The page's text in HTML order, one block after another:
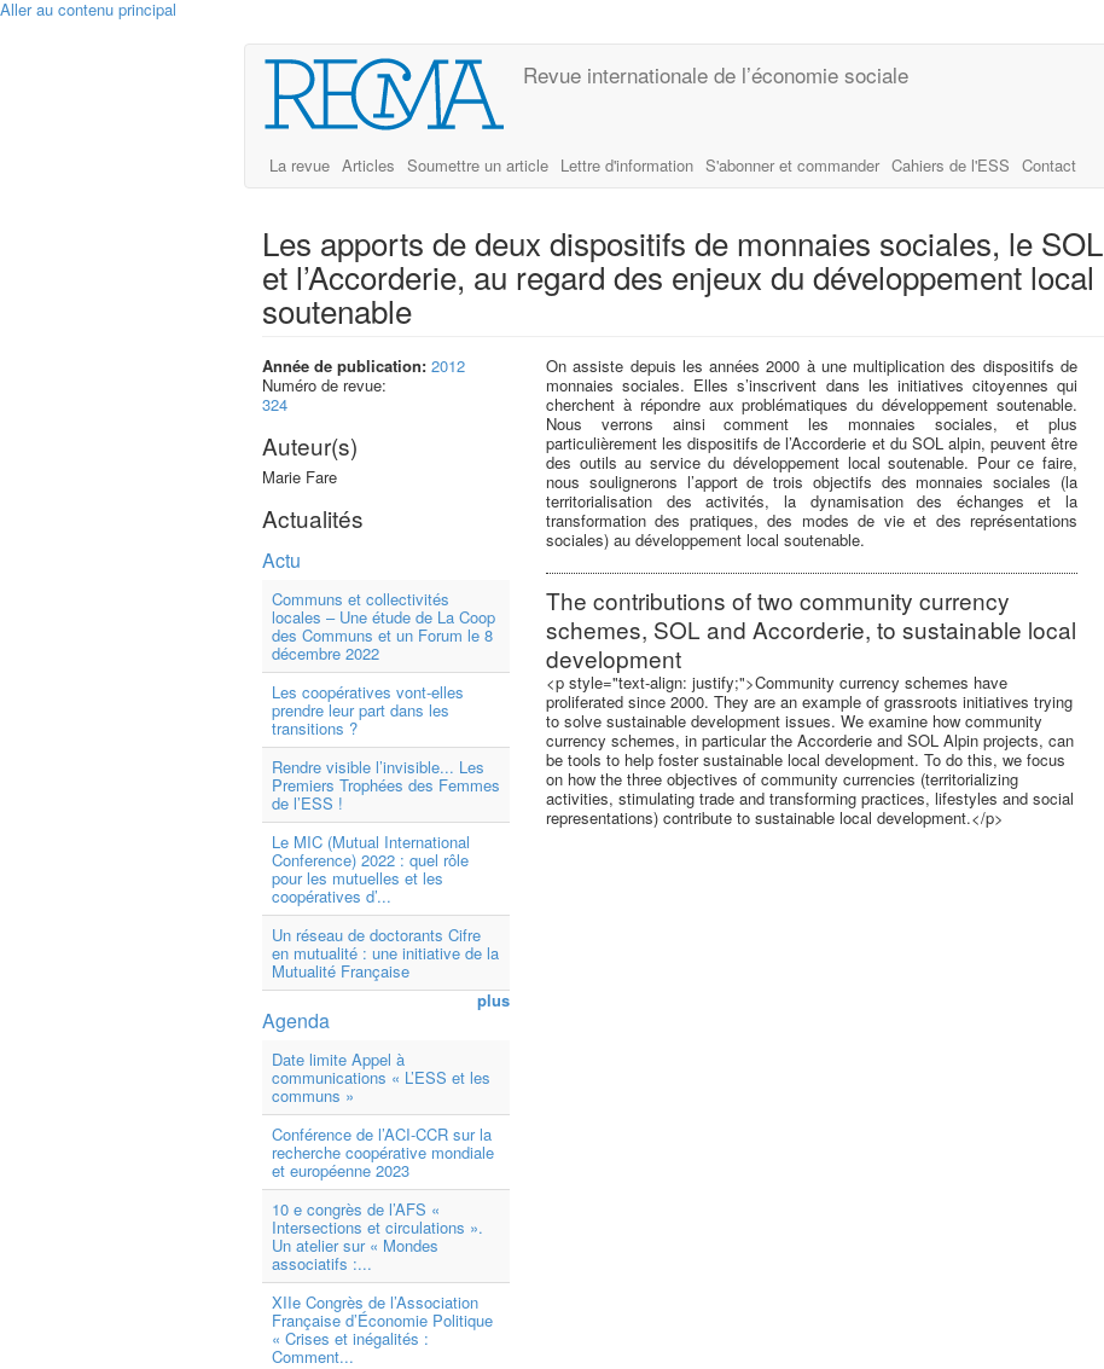
Aller au contenu principal
Revue internationale de l’économie sociale
La revue Articles Soumettre un article Lettre d'information S'abonner et commander Cahiers de l'ESS Contact
Les apports de deux dispositifs de monnaies sociales, le SOL
et l’Accorderie, au regard des enjeux du développement local
soutenable
Année de publication: 2012
Numéro de revue:
324
Auteur(s)
Marie Fare
Actualités
Actu
Communs et collectivités
locales – Une étude de La Coop
des Communs et un Forum le 8
décembre 2022
Les coopératives vont-elles
prendre leur part dans les
transitions ?
Rendre visible l’invisible... Les
Premiers Trophées des Femmes
de l’ESS !
Le MIC (Mutual International
Conference) 2022 : quel rôle
pour les mutuelles et les
coopératives d’...
Un réseau de doctorants Cifre
en mutualité : une initiative de la
Mutualité Française
plus
Agenda
Date limite Appel à
communications « L’ESS et les
communs »
Conférence de l’ACI-CCR sur la
recherche coopérative mondiale
et européenne 2023
10 e congrès de l’AFS «
Intersections et circulations ».
Un atelier sur « Mondes
associatifs :...
XIIe Congrès de l’Association
Française d’Économie Politique
« Crises et inégalités :
Comment...
On assiste depuis les années 2000 à une multiplication des dispositifs de
monnaies sociales. Elles s’inscrivent dans les initiatives citoyennes qui
cherchent à répondre aux problématiques du développement soutenable.
Nous verrons ainsi comment les monnaies sociales, et plus
particulièrement les dispositifs de l’Accorderie et du SOL alpin, peuvent être
des outils au service du développement local soutenable. Pour ce faire,
nous soulignerons l’apport de trois objectifs des monnaies sociales (la
territorialisation des activités, la dynamisation des échanges et la
transformation des pratiques, des modes de vie et des représentations
sociales) au développement local soutenable.
The contributions of two community currency
schemes, SOL and Accorderie, to sustainable local
development
<p style="text-align: justify;">Community currency schemes have
proliferated since 2000. They are an example of grassroots initiatives trying
to solve sustainable development issues. We examine how community
currency schemes, in particular the Accorderie and SOL Alpin projects, can
be tools to help foster sustainable local development. To do this, we focus
on how the three objectives of community currencies (territorializing
activities, stimulating trade and transforming practices, lifestyles and social
representations) contribute to sustainable local development.</p>